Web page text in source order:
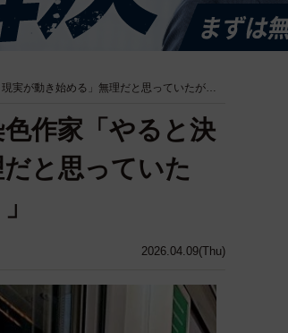
実が動き始める」無理だと思っていたが…
2026.04.09(Thu)
作家「やると決
と思っていた